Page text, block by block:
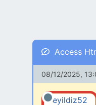
Access
08/12/2025,